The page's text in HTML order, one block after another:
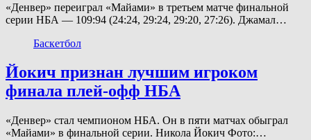
«Денвер» переиграл «Майами» в третьем матче финальной
серии НБА — 109:94 (24:24, 29:24, 29:20, 27:26). Джамал…
Баскетбол
Йокич признан лучшим игроком
финала плей-офф НБА
«Денвер» стал чемпионом НБА. Он в пяти матчах обыграл
«Майами» в финальной серии. Никола Йокич Фото:…